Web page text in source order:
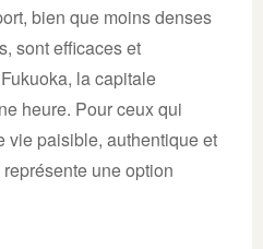
bien que moins denses
sont efficaces et
la capitale
heure. Pour ceux qui
vie paisible, authentique et
une option